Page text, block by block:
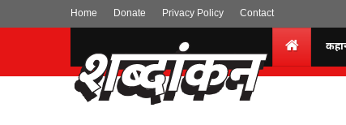
Home Donate Privacy Policy Contact